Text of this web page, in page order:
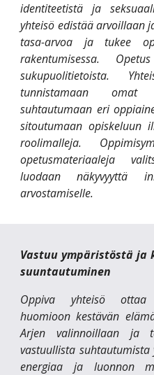
identiteetistä ja
yhteisö edistää arvoillaan
tasa-arvoa ja tukee
rakentumisessa.
sukupuolitietoista.
tunnistamaan omat
suhtautumaan eri
sitoutumaan opiskeluun
roolimalleja.
opetusmateriaaleja
luodaan näkyvyyttä
arvostamiselle.
Vastuu ympäristöstä ja
suuntautuminen
Oppiva yhteisö ottaa
huomioon kestävän
Arjen valinnoillaan ja
vastuullista
energiaa ja luonnon